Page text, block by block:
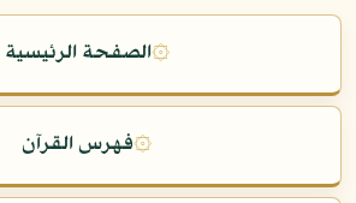
۞الصفحة الرئيسية
۞فهرس القرآن